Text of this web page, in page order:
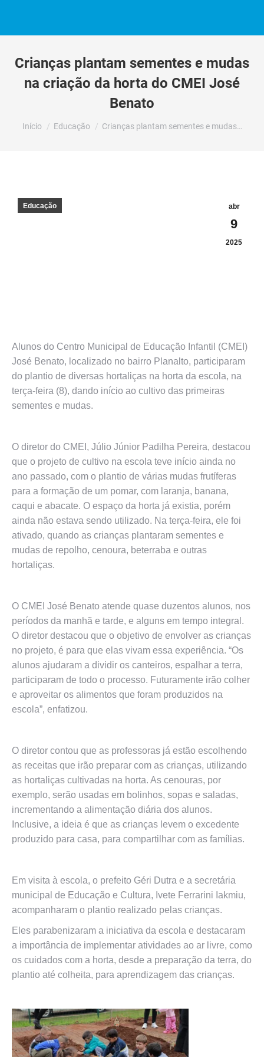
Crianças plantam sementes e mudas
na criação da horta do CMEI José
Benato
Você está aqui:
Início Educação Crianças plantam sementes e mudas…
abr
9
2025
Educação
Alunos do Centro Municipal de Educação Infantil (CMEI)
José Benato, localizado no bairro Planalto, participaram
do plantio de diversas hortaliças na horta da escola, na
terça-feira (8), dando início ao cultivo das primeiras
sementes e mudas.
O diretor do CMEI, Júlio Júnior Padilha Pereira, destacou
que o projeto de cultivo na escola teve início ainda no
ano passado, com o plantio de várias mudas frutíferas
para a formação de um pomar, com laranja, banana,
caqui e abacate. O espaço da horta já existia, porém
ainda não estava sendo utilizado. Na terça-feira, ele foi
ativado, quando as crianças plantaram sementes e
mudas de repolho, cenoura, beterraba e outras
hortaliças.
O CMEI José Benato atende quase duzentos alunos, nos
períodos da manhã e tarde, e alguns em tempo integral.
O diretor destacou que o objetivo de envolver as crianças
no projeto, é para que elas vivam essa experiência. “Os
alunos ajudaram a dividir os canteiros, espalhar a terra,
participaram de todo o processo. Futuramente irão colher
e aproveitar os alimentos que foram produzidos na
escola”, enfatizou.
O diretor contou que as professoras já estão escolhendo
as receitas que irão preparar com as crianças, utilizando
as hortaliças cultivadas na horta. As cenouras, por
exemplo, serão usadas em bolinhos, sopas e saladas,
incrementando a alimentação diária dos alunos.
Inclusive, a ideia é que as crianças levem o excedente
produzido para casa, para compartilhar com as famílias.
Em visita à escola, o prefeito Géri Dutra e a secretária
municipal de Educação e Cultura, Ivete Ferrarini Iakmiu,
acompanharam o plantio realizado pelas crianças.
Eles parabenizaram a iniciativa da escola e destacaram
a importância de implementar atividades ao ar livre, como
os cuidados com a horta, desde a preparação da terra, do
plantio até colheita, para aprendizagem das crianças.